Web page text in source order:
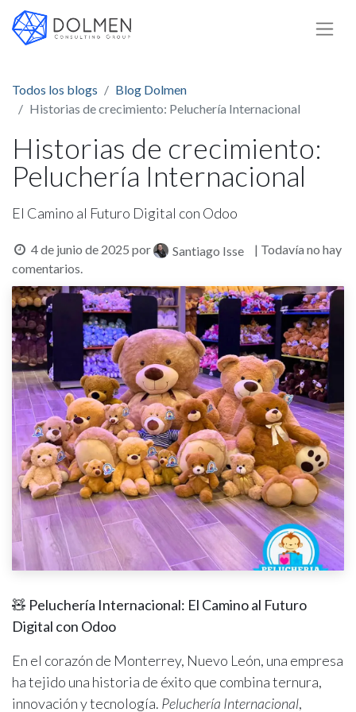
Todos los blogs
Blog Dolmen
Historias de crecimiento: Peluchería Internacional
Historias de crecimiento:
Peluchería Internacional
El Camino al Futuro Digital con Odoo
4 de junio de 2025 por Santiago Isse
| Todavía no hay
comentarios.
🧸 Peluchería Internacional: El Camino al Futuro
Digital con Odoo
En el corazón de Monterrey, Nuevo León, una empresa
ha tejido una historia de éxito que combina ternura,
innovación y tecnología. Peluchería Internacional,